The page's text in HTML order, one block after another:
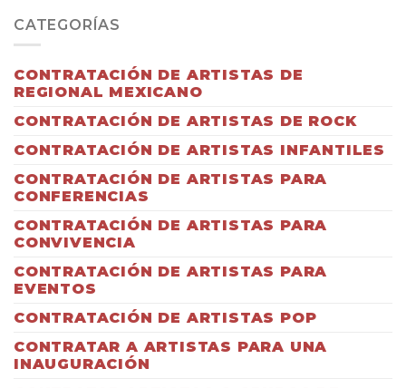
CATEGORÍAS
CONTRATACIÓN DE ARTISTAS DE
REGIONAL MEXICANO
CONTRATACIÓN DE ARTISTAS DE ROCK
CONTRATACIÓN DE ARTISTAS INFANTILES
CONTRATACIÓN DE ARTISTAS PARA
CONFERENCIAS
CONTRATACIÓN DE ARTISTAS PARA
CONVIVENCIA
CONTRATACIÓN DE ARTISTAS PARA
EVENTOS
CONTRATACIÓN DE ARTISTAS POP
CONTRATAR A ARTISTAS PARA UNA
INAUGURACIÓN